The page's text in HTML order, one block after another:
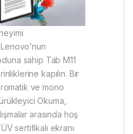
sahip Tab M11
kapılın. Bir
ve mono
Okuma,
arasında hoş
sertifikalı ekranı